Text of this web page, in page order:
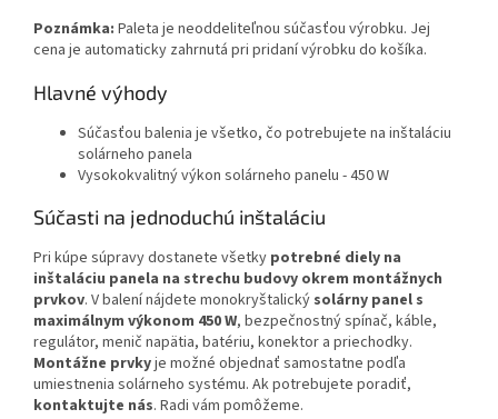
Poznámka: Paleta je neoddeliteľnou súčasťou výrobku. Jej
cena je automaticky zahrnutá pri pridaní výrobku do košíka.
Hlavné výhody
Súčasťou balenia je všetko, čo potrebujete na inštaláciu
solárneho panela
Vysokokvalitný výkon solárneho panelu - 450 W
Súčasti na jednoduchú inštaláciu
Pri kúpe súpravy dostanete všetky potrebné diely na
inštaláciu panela na strechu budovy okrem montážnych
prvkov. V balení nájdete monokryštalický solárny panel s
maximálnym výkonom 450 W, bezpečnostný spínač, káble,
regulátor, menič napätia, batériu, konektor a priechodky.
Montážne prvkyje možné objednať samostatne podľa
umiestnenia solárneho systému. Ak potrebujete poradiť,
kontaktujte nás. Radi vám pomôžeme.